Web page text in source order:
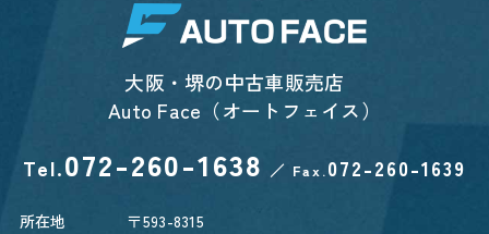
大阪・堺の中古車販売店
Auto Face（オートフェイス）
Tel.072-260-1638 ／ Fax.072-260-1639
所在地
〒593-8315